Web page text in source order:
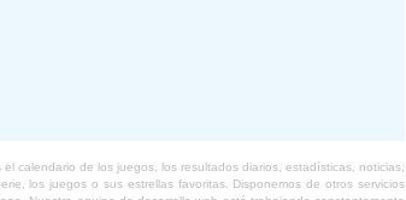
calendario de los juegos, los resultados diarios, estadísticas, noticias,
los juegos o sus estrellas favoritas. Disponemos de otros servicios